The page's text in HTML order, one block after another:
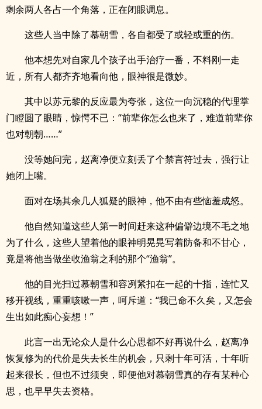
剩余两人各占一个角落，正在闭眼调息。
这些人当中除了慕朝雪，各自都受了或轻或重的伤。
他本想先对自家几个孩子出手治疗一番，不料刚一走
近，所有人都齐齐地看向他，眼神很是微妙。
其中以苏元黎的反应最为夸张，这位一向沉稳的代理掌
门瞪圆了眼睛，惊愕不已：“前辈你怎么也来了，难道前辈你
也对朝朝……”
没等她问完，赵离净便立刻丢了个禁言符过去，强行让
她闭上嘴。
面对在场其余几人狐疑的眼神，他不由有些恼羞成怒。
他自然知道这些人第一时间赶来这种偏僻边境不毛之地
为了什么，这些人望着他的眼神明晃晃写着防备和不甘心，
竟是将他当做坐收渔翁之利的那个“渔翁”。
他的目光扫过慕朝雪和容冽紧扣在一起的十指，连忙又
移开视线，重重咳嗽一声，呵斥道：“我已命不久矣，又怎会
生出如此痴心妄想！”
此言一出无论众人是什么心思都不好再说什么，赵离净
恢复修为的代价是失去长生的机会，只剩十年可活，十年听
起来很长，但也不过须臾，即便他对慕朝雪真的存有某种心
思，也早早失去资格。